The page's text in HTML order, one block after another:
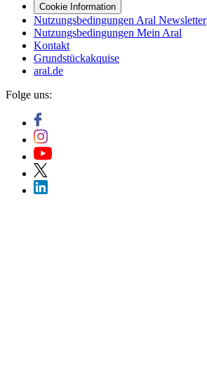
Cookie Information
Nutzungsbedingungen Aral Newsletter
Nutzungsbedingungen Mein Aral
Kontakt
Grundstückakquise
aral.de
Folge uns: